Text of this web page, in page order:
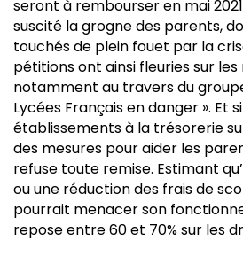
seront à rembourser en mai
suscité la grogne des parents,
touchés de plein fouet par la
pétitions ont ainsi fleuries sur les
notamment au travers du
Lycées Français en danger ». Et
établissements à la trésorerie
des mesures pour aider les
refuse toute remise. Estimant
ou une réduction des frais de
pourrait menacer son
repose entre 60 et 70% sur les